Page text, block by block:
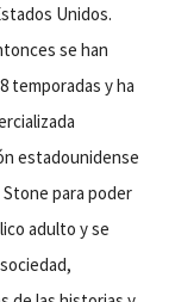
Unidos.
se han
temporadas y ha
estadounidense
para poder
adulto y se